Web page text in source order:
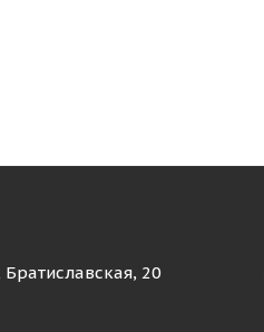
20